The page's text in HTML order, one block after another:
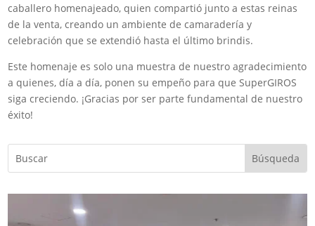
caballero homenajeado, quien compartió junto a estas reinas
de la venta, creando un ambiente de camaradería y
celebración que se extendió hasta el último brindis.
Este homenaje es solo una muestra de nuestro agradecimiento
a quienes, día a día, ponen su empeño para que SuperGIROS
siga creciendo. ¡Gracias por ser parte fundamental de nuestro
éxito!